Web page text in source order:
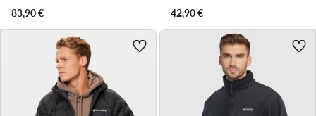
83,90€
42,90€